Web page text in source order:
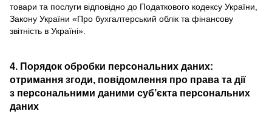
товари та послуги відповідно до Податкового кодексу України,
Закону України «Про бухгалтерський облік та фінансову
звітність в Україні».
4. Порядок обробки персональних даних:
отримання згоди, повідомлення про права та дії
з персональними даними суб’єкта персональних
даних